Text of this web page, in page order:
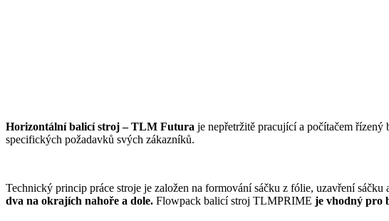
Horizontální balicí stroj – TLM Futura je nepřetržitě pracující a počítačem řízený
specifických požadavků svých zákazníků.
Technický princip práce stroje je založen na formování sáčku z fólie, uzavření sáčku
dva na okrajích nahoře a dole. Flowpack balicí stroj TLMPRIME je vhodný pro